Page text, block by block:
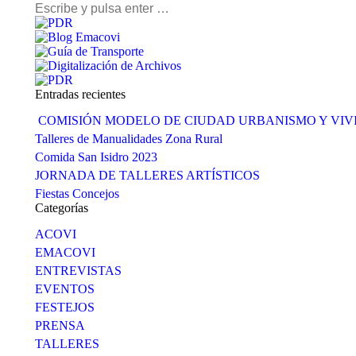
Buscar:
Entradas recientes
COMISIÓN MODELO DE CIUDAD URBANISMO Y
Talleres de Manualidades Zona Rural
Comida San Isidro 2023
JORNADA DE TALLERES ARTÍSTICOS
Fiestas Concejos
Categorías
ACOVI
EMACOVI
ENTREVISTAS
EVENTOS
FESTEJOS
PRENSA
TALLERES